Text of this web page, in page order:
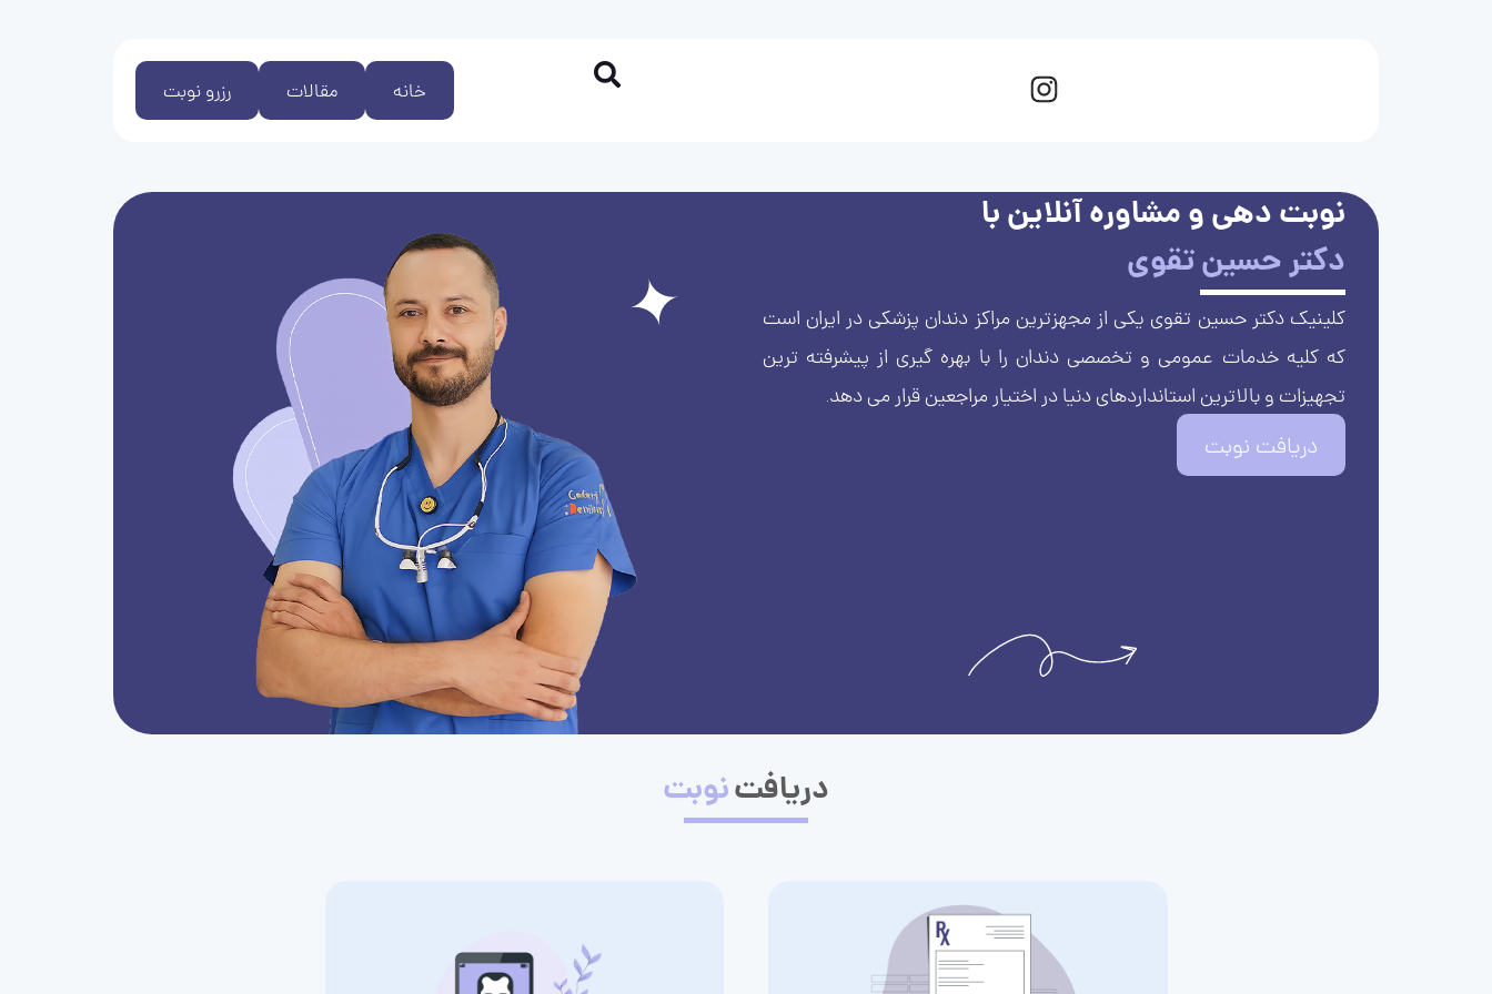
رزرو نوبت مقالات خانه
نوبت دهی و مشاوره آنلاین با
دکتر حسین تقوی
کلینیک دکتر حسین تقوی یکی از مجهزترین مراکز دندان پزشکی در ایران است
که کلیه خدمات عمومی و تخصصی دندان را با بهره گیری از پیشرفته ترین
تجهیزات و بالاترین استانداردهای دنیا در اختیار مراجعین قرار می دهد.
دریافت نوبت
دریافتنوبت